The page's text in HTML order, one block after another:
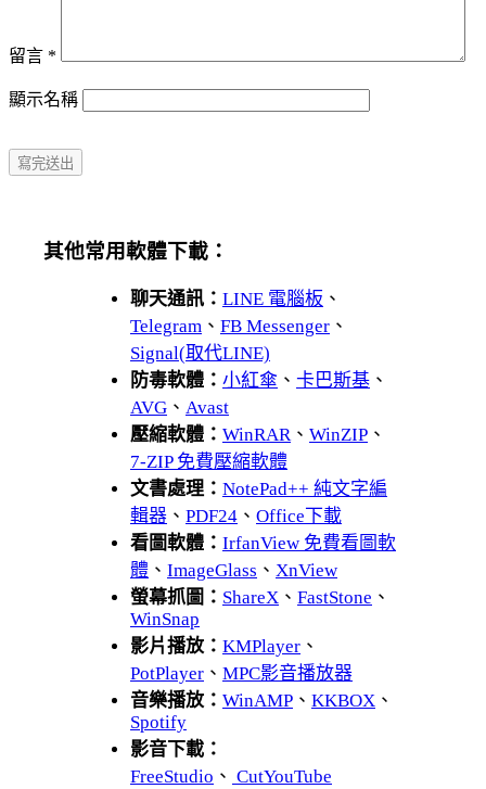
留言 *
顯示名稱
其他常用軟體下載：
聊天通訊： LINE 電腦板 、
Telegram 、 FB Messenger 、
Signal(取代LINE)
防毒軟體： 小紅傘 、 卡巴斯基 、
AVG 、 Avast
壓縮軟體： WinRAR、 WinZIP 、
7-ZIP 免費壓縮軟體
文書處理： NotePad++ 純文字編
輯器 、 PDF24 、 Office下載
看圖軟體： IrfanView 免費看圖軟
體 、 ImageGlass 、 XnView
螢幕抓圖： ShareX 、 FastStone 、
WinSnap
影片播放： KMPlayer 、
PotPlayer 、 MPC影音播放器
音樂播放： WinAMP 、 KKBOX 、
Spotify
影音下載：
FreeStudio 、 CutYouTube